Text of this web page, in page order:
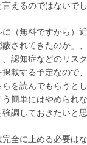
えるのではないでし
（無料ですから）
されてきたのか」
認知症などのリス
載する予定なので
を読んでもらうと
簡単にはやめられ
調しておきたいと思
全に止める必要は